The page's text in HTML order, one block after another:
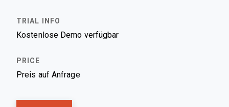
Kostenlose Demo verfügbar
Preis auf Anfrage